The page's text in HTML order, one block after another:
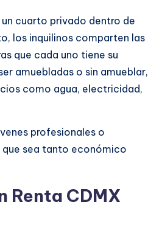
cuarto privado dentro de
los inquilinos comparten las
que cada uno tiene su
amuebladas o sin amueblar,
como agua, electricidad,
profesionales o
que sea tanto económico
Renta CDMX